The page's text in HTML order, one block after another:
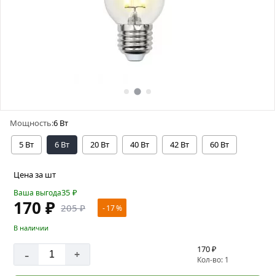
Мощность:6 Вт
5 Вт
6 Вт 20 Вт 40 Вт 42 Вт 60 Вт
Цена за шт
Ваша выгода35 ₽
170 ₽ 205 ₽ - 17 %
В наличии
- + 170 ₽
Кол-во: 1